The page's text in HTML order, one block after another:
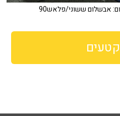
אבשלום ששוני/פלאש90